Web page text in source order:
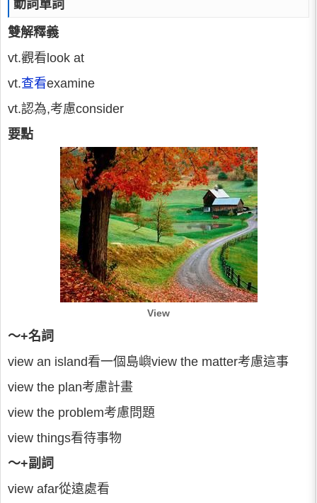
動詞單詞
雙解釋義
vt.觀看look at
vt.查看examine
vt.認為,考慮consider
要點
View
～+名詞
view an island看一個島嶼view the matter考慮這事
view the plan考慮計畫
view the problem考慮問題
view things看待事物
～+副詞
view afar從遠處看